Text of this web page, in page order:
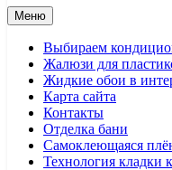
Меню
Выбираем
Жалюзи для
Жидкие обои в
Карта сайта
Контакты
Отделка бани
Самоклеющаяся
Технология кладки